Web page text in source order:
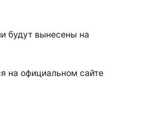
будут вынесены на
на официальном сайте